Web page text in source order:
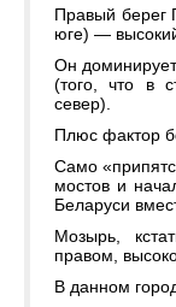
Правый берег
юге) —
Он
(того, что в
север).
Плюс фактор
Само
мостов и
Беларуси
Мозырь,
правом,
В данном